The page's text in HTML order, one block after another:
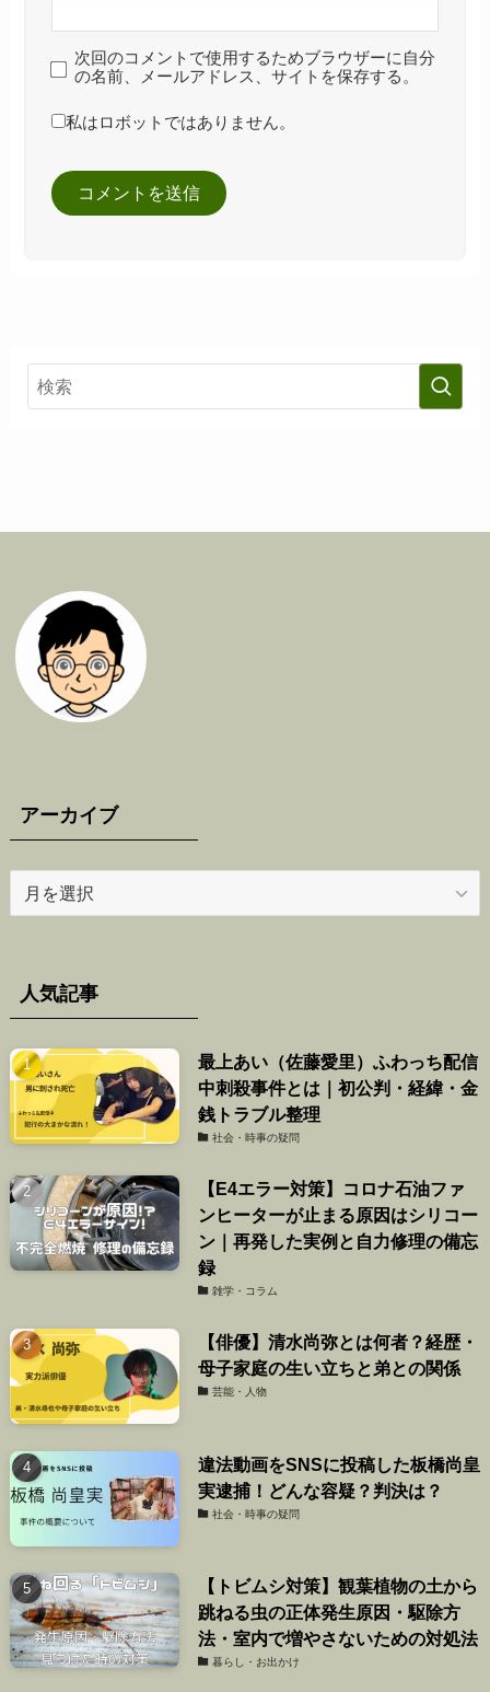
次回のコメントで使用するためブラウザーに自分
の名前、メールアドレス、サイトを保存する。
私はロボットではありません。
アーカイブ
ブ人気記事
最上あい（佐藤愛里）ふわっち配信
中刺殺事件とは｜初公判・経緯・金
銭トラブル整理
社会・時事の疑問
【E4エラー対策】コロナ石油ファ
ンヒーターが止まる原因はシリコー
ン｜再発した実例と自力修理の備忘
録
雑学・コラム
【俳優】清水尚弥とは何者？経歴・
母子家庭の生い立ちと弟との関係
芸能・人物
違法動画をSNSに投稿した板橋尚皇
実逮捕！どんな容疑？判決は？
社会・時事の疑問
【トビムシ対策】観葉植物の土から
跳ねる虫の正体発生原因・駆除方
法・室内で増やさないための対処法
暮らし・お出かけ